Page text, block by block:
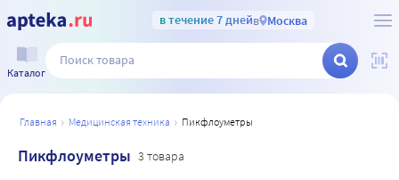
в течение 7 днейв Москва
Каталог
главная медицинская техника пикфлоуметры
Пикфлоуметры 3 товара